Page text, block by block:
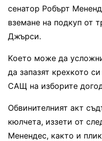
сенатор Робърт
вземане на подкуп от
Джърси.
Kоето може да
да запазят крехкото
САЩ на изборите
Обвинителният акт
кюлчета, иззети от
Менендес, както и